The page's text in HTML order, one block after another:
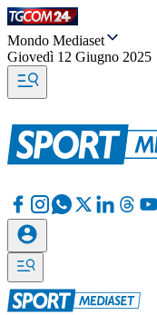
Mondo Mediaset
Giovedì 12 Giugno 2025